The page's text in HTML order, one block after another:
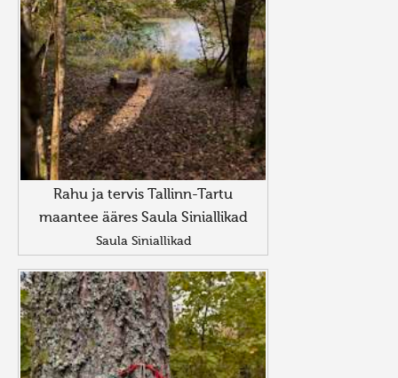
Rahu ja tervis Tallinn-Tartu
maantee ääres Saula Siniallikad
Saula Siniallikad